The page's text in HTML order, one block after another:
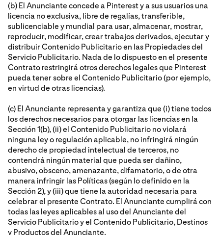
(b) El Anunciante concede a Pinterest y a sus usuarios una
licencia no exclusiva, libre de regalías, transferible,
sublicenciable y mundial para usar, almacenar, mostrar,
reproducir, modificar, crear trabajos derivados, ejecutar y
distribuir Contenido Publicitario en las Propiedades del
Servicio Publicitario. Nada de lo dispuesto en el presente
Contrato restringirá otros derechos legales que Pinterest
pueda tener sobre el Contenido Publicitario (por ejemplo,
en virtud de otras licencias).
(c) El Anunciante representa y garantiza que (i) tiene todos
los derechos necesarios para otorgar las licencias en la
Sección 1(b), (ii) el Contenido Publicitario no violará
ninguna ley o regulación aplicable, no infringirá ningún
derecho de propiedad intelectual de terceros, no
contendrá ningún material que pueda ser dañino,
abusivo, obsceno, amenazante, difamatorio, o de otra
manera infringir las Políticas (según lo definido en la
Sección 2), y (iii) que tiene la autoridad necesaria para
celebrar el presente Contrato. El Anunciante cumplirá con
todas las leyes aplicables al uso del Anunciante del
Servicio Publicitario y el Contenido Publicitario, Destinos
y Productos del Anunciante.